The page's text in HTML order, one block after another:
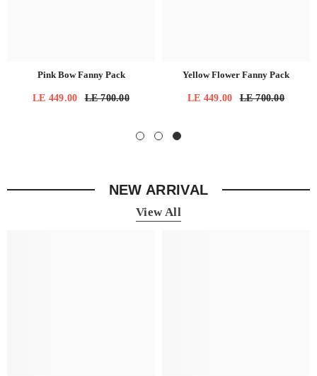
Yellow Flower Fanny Pack
LE 700.00
LE 449.00
Pink Bow Fanny Pack
LE 700.00
LE 449.00
NEW ARRIVAL
View All